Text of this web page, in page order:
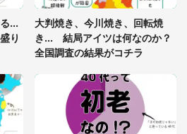
私は新幹線で大パニック。隣席の青
いで』とお願いしたら...」 体験談に
んがわざわざ声をかけてきて（兵庫
）
...
り
大判焼き、今川焼き、回転焼
き... 結局アイツは何なのか？
全国調査の結果がコチラ